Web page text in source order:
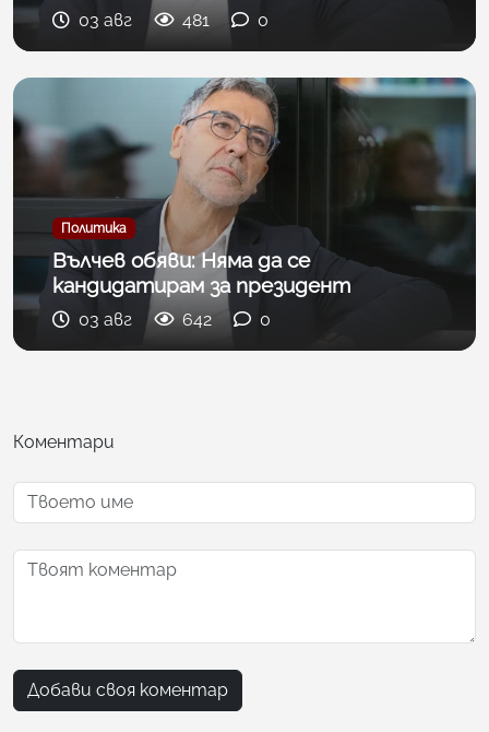
03 авг 481 0
Политика
Вълчев обяви: Няма да се
кандидатирам за президент
03 авг 642 0
Коментари
Добави своя коментар